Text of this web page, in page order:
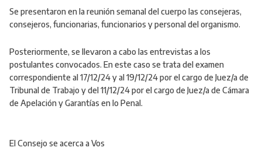
Se presentaron en la reunión semanal del cuerpo las consejeras,
consejeros, funcionarias, funcionarios y personal del organismo.
Posteriormente, se llevaron a cabo las entrevistas a los
postulantes convocados. En este caso se trata del examen
correspondiente al 17/12/24 y al 19/12/24 por el cargo de Juez/a de
Tribunal de Trabajo y del 11/12/24 por el cargo de Juez/a de Cámara
de Apelación y Garantías en lo Penal.
El Consejo se acerca a Vos